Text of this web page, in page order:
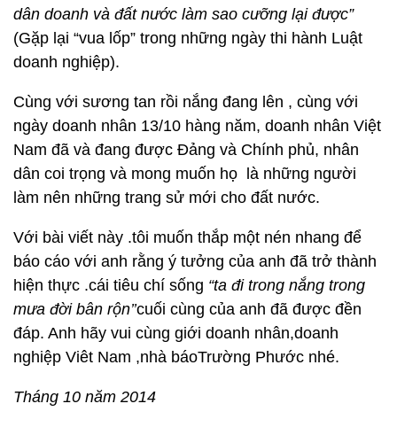
dân doanh và đất nước làm sao cưỡng lại được”
(Gặp lại “vua lốp” trong những ngày thi hành Luật
doanh nghiệp).
Cùng với sương tan rồi nắng đang lên , cùng với
ngày doanh nhân 13/10 hàng năm, doanh nhân Việt
Nam đã và đang được Đảng và Chính phủ, nhân
dân coi trọng và mong muốn họ là những người
làm nên những trang sử mới cho đất nước.
Với bài viết này .tôi muốn thắp một nén nhang để
báo cáo với anh rằng ý tưởng của anh đã trở thành
hiện thực .cái tiêu chí sống “ta đi trong nắng trong
mưa đời bân rộn’’cuối cùng của anh đã được đền
đáp. Anh hãy vui cùng giới doanh nhân,doanh
nghiệp Viêt Nam ,nhà báoTrường Phước nhé.
Tháng 10 năm 2014